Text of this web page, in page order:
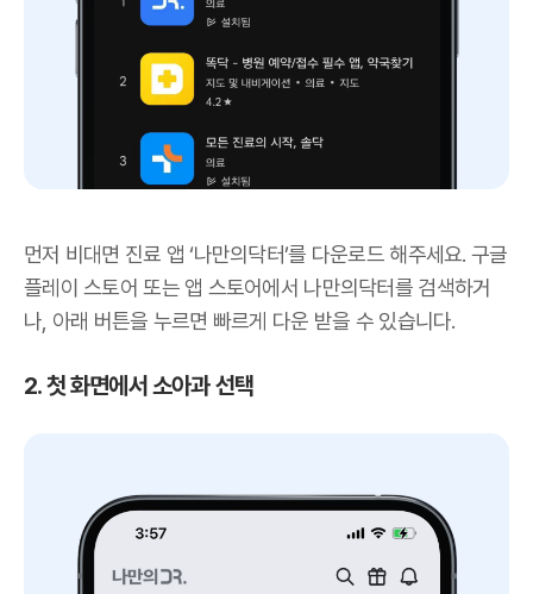
먼저 비대면 진료 앱 ‘나만의닥터’를 다운로드 해주세요. 구글
플레이 스토어 또는 앱 스토어에서 나만의닥터를 검색하거
나, 아래 버튼을 누르면 빠르게 다운 받을 수 있습니다.
2. 첫 화면에서 소아과 선택